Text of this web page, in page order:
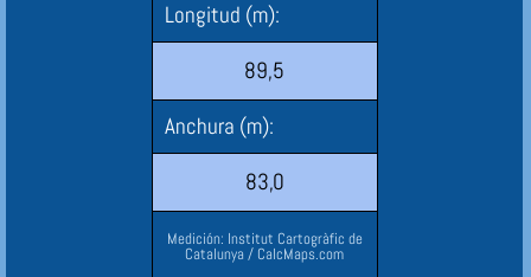
Longitud (m):
89,5
Anchura (m):
83,0
Medición: Institut Cartogràfic de
Catalunya / CalcMaps.com